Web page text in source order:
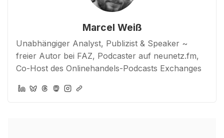
Marcel Weiß
Unabhängiger Analyst, Publizist & Speaker ~
freier Autor bei FAZ, Podcaster auf neunetz.fm,
Co-Host des Onlinehandels-Podcasts Exchanges